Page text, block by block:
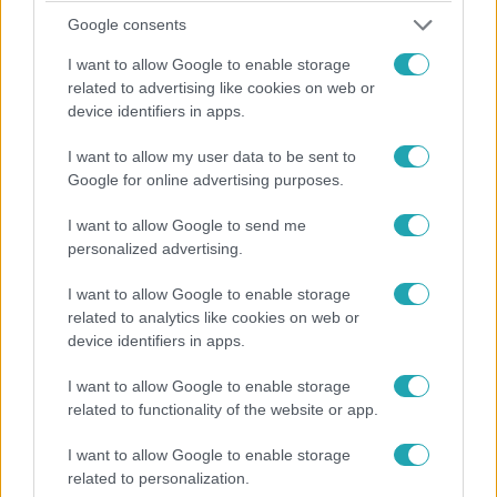
Google consents
I want to allow Google to enable storage
related to advertising like cookies on web or
device identifiers in apps.
I want to allow my user data to be sent to
Google for online advertising purposes.
I want to allow Google to send me
personalized advertising.
I want to allow Google to enable storage
related to analytics like cookies on web or
device identifiers in apps.
I want to allow Google to enable storage
related to functionality of the website or app.
I want to allow Google to enable storage
related to personalization.
Baleset-bűnügy
Kiugrott egy férfi az ajkai kórház hatodik
Egy kórterem ablakából vetette magát a mélybe.